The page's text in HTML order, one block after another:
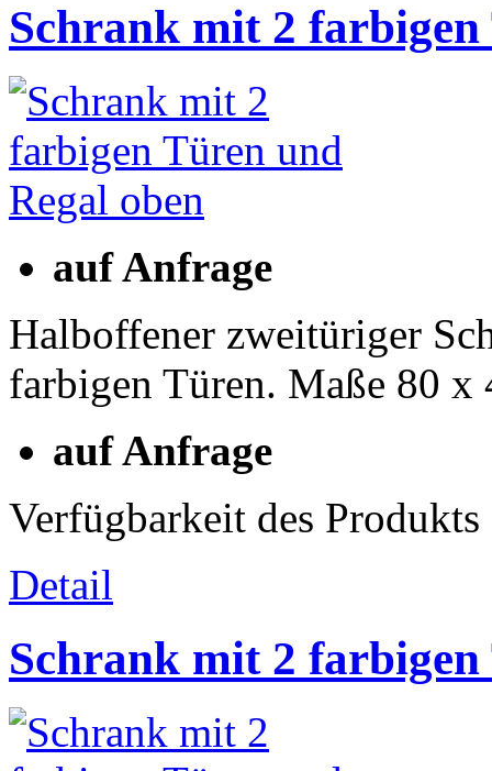
Schrank mit 2
auf Anfrage
Halboffener zweitüriger
farbigen Türen. Maße 80
auf Anfrage
Verfügbarkeit des Produkts
Detail
Schrank mit 2